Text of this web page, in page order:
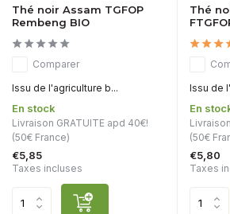
Thé noir Assam TGFOP
Rembeng BIO
Comparer
Issu de l'agriculture b...
En stock
Livraison GRATUITE apd 40€!
(50€ France)
€5,85
Taxes incluses
Thé
Issu de
En
(50€
€5,80
Taxes